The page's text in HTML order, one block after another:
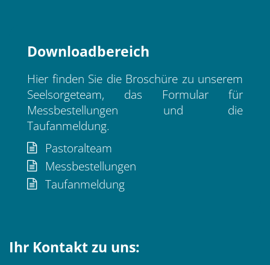
Downloadbereich
Hier finden Sie die Broschüre zu unserem
Seelsorgeteam, das Formular für
Messbestellungen und die
Taufanmeldung.
Pastoralteam
Messbestellungen
Taufanmeldung
Ihr Kontakt zu uns: